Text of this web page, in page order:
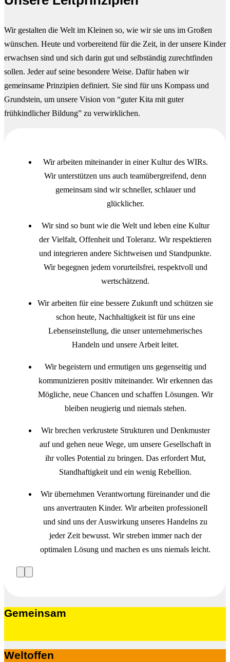
Wir gestalten die Welt im Kleinen so, wie wir sie uns im Großen
wünschen. Heute und vorbereitend für die Zeit, in der unsere Kinder
erwachsen sind und sich darin gut und selbständig zurechtfinden
sollen. Jeder auf seine besondere Weise. Dafür haben wir
gemeinsame Prinzipien definiert. Sie sind für uns Kompass und
Grundstein, um unsere Vision von “guter Kita mit guter
frühkindlicher Bildung” zu verwirklichen.
Wir arbeiten miteinander in einer Kultur des WIRs.
Wir unterstützen uns auch teamübergreifend, denn
gemeinsam sind wir schneller, schlauer und
glücklicher.
Wir sind so bunt wie die Welt und leben eine Kultur
der Vielfalt, Offenheit und Toleranz. Wir respektieren
und integrieren andere Sichtweisen und Standpunkte.
Wir begegnen jedem vorurteilsfrei, respektvoll und
wertschätzend.
Wir arbeiten für eine bessere Zukunft und schützen sie
schon heute, Nachhaltigkeit ist für uns eine
Lebenseinstellung, die unser unternehmerisches
Handeln und unsere Arbeit leitet.
Wir begeistern und ermutigen uns gegenseitig und
kommunizieren positiv miteinander. Wir erkennen das
Mögliche, neue Chancen und schaffen Lösungen. Wir
bleiben neugierig und niemals stehen.
Wir brechen verkrustete Strukturen und Denkmuster
auf und gehen neue Wege, um unsere Gesellschaft in
ihr volles Potential zu bringen. Das erfordert Mut,
Standhaftigkeit und ein wenig Rebellion.
Wir übernehmen Verantwortung füreinander und die
uns anvertrauten Kinder. Wir arbeiten professionell
und sind uns der Auswirkung unseres Handelns zu
jeder Zeit bewusst. Wir streben immer nach der
optimalen Lösung und machen es uns niemals leicht.
SlideSlide
Gemeinsam
Weltoffen